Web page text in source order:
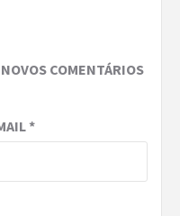
COMENTÁRIOS
*